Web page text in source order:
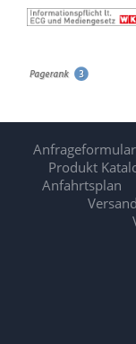
Anfrageformular
Produkt
Anfahrtsplan
Versand